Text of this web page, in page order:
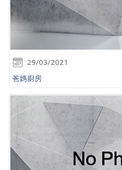
29/03/2021
爸媽廚房